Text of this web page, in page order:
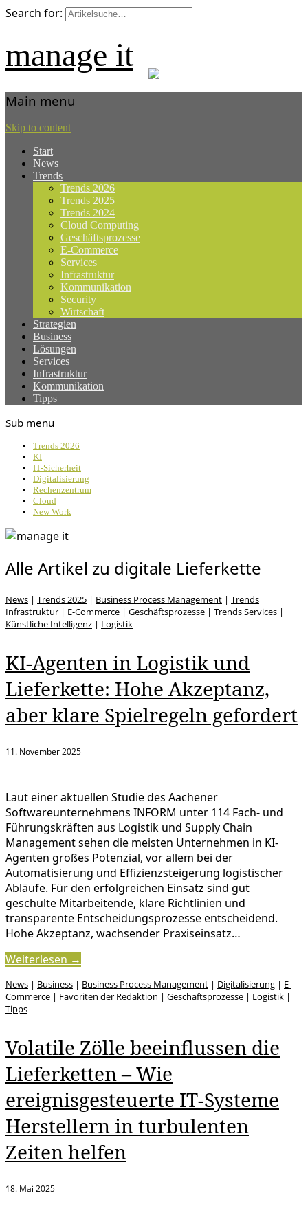
Search for:
manage it
Main menu
Skip to content
Start
News
Trends
Trends 2026
Trends 2025
Trends 2024
Cloud Computing
Geschäftsprozesse
E-Commerce
Services
Infrastruktur
Kommunikation
Security
Wirtschaft
Strategien
Business
Lösungen
Services
Infrastruktur
Kommunikation
Tipps
Sub menu
Trends 2026
KI
IT-Sicherheit
Digitalisierung
Rechenzentrum
Cloud
New Work
Alle Artikel zu digitale Lieferkette
News | Trends 2025 | Business Process Management | Trends
Infrastruktur | E-Commerce | Geschäftsprozesse | Trends Services |
Künstliche Intelligenz | Logistik
KI-Agenten in Logistik und
Lieferkette: Hohe Akzeptanz,
aber klare Spielregeln gefordert
11. November 2025
Laut einer aktuellen Studie des Aachener
Softwareunternehmens INFORM unter 114 Fach- und
Führungskräften aus Logistik und Supply Chain
Management sehen die meisten Unternehmen in KI-
Agenten großes Potenzial, vor allem bei der
Automatisierung und Effizienzsteigerung logistischer
Abläufe. Für den erfolgreichen Einsatz sind gut
geschulte Mitarbeitende, klare Richtlinien und
transparente Entscheidungsprozesse entscheidend.
Hohe Akzeptanz, wachsender Praxiseinsatz…
Weiterlesen →
News | Business | Business Process Management | Digitalisierung | E-
Commerce | Favoriten der Redaktion | Geschäftsprozesse | Logistik |
Tipps
Volatile Zölle beeinflussen die
Lieferketten – Wie
ereignisgesteuerte IT-Systeme
Herstellern in turbulenten
Zeiten helfen
18. Mai 2025